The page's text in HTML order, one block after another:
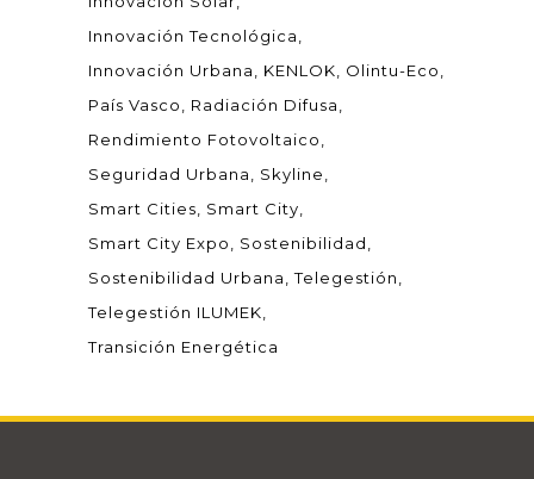
Innovación Tecnológica
Innovación Urbana
KENLOK
Olintu-Eco
País Vasco
Radiación Difusa
Rendimiento Fotovoltaico
Seguridad Urbana
Skyline
Smart Cities
Smart City
Smart City Expo
Sostenibilidad
Sostenibilidad Urbana
Telegestión
Telegestión ILUMEK
Transición Energética